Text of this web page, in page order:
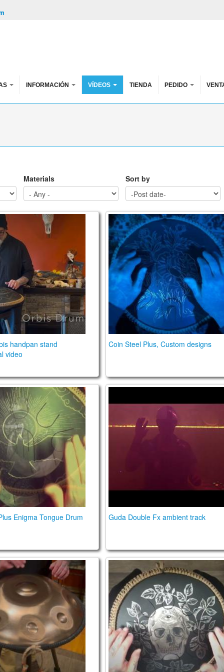
INFORMACIÓN VÍDEOS TIENDA PEDIDO
Materials Sort by
Handpan Stand Instructional Video
handpan stand
video
"The Super Bloom" (a.k.a.
Coin Steel Plus, Custom designs
Plus ("Passenger") Steel Tongue Drum
Enigma Tongue Drum Guda Double Fx ambient track
Handpan Stand Steel Tongue Drum